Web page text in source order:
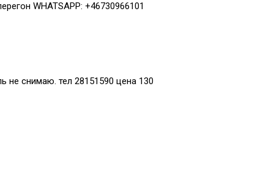
WHATSAPP: +46730966101
не снимаю. тел 28151590 цена 130